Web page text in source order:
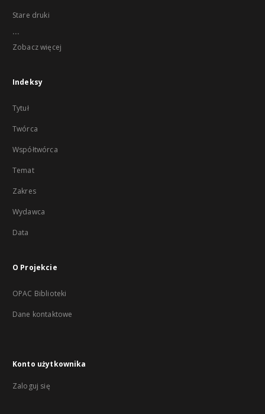
Stare druki
...
Zobacz więcej
Indeksy
Tytuł
Twórca
Współtwórca
Temat
Zakres
Wydawca
Data
O Projekcie
OPAC Biblioteki
Dane kontaktowe
Konto użytkownika
Zaloguj się